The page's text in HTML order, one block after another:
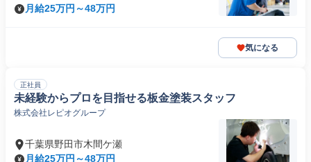
月給25万円～48万円
気になる
正社員
未経験からプロを目指せる板金塗装スタッフ
株式会社レピオグループ
千葉県野田市木間ケ瀬
月給25万円～48万円